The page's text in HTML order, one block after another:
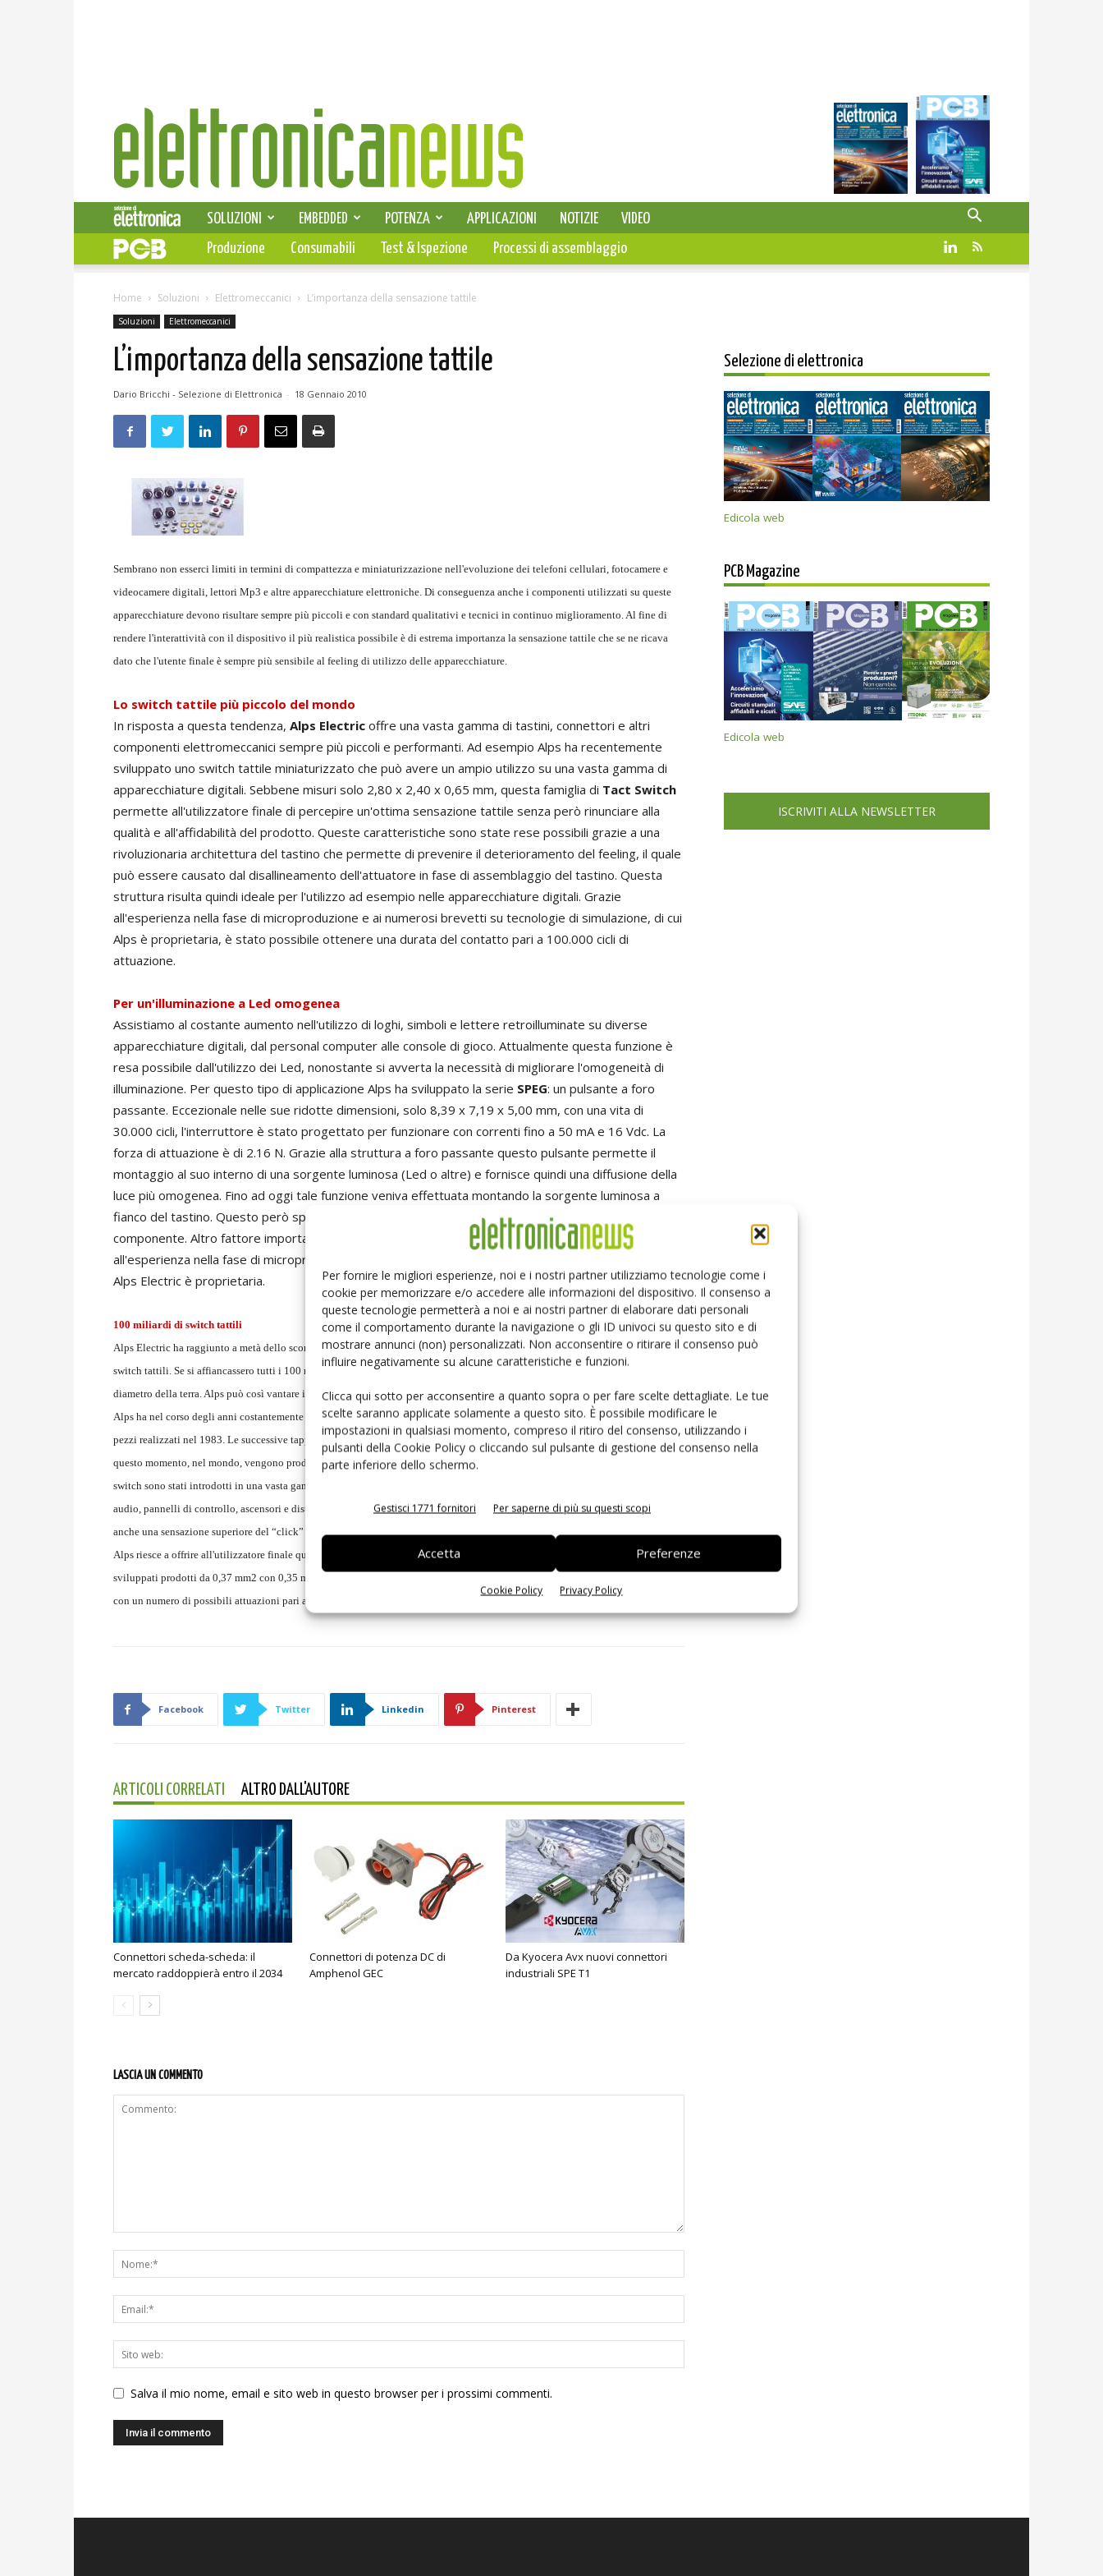
Per fornire le migliori esperienze, noi e i nostri partner utilizziamo tecnologie come i
cookie per memorizzare e/o accedere alle informazioni del dispositivo. Il consenso a
queste tecnologie permetterà a noi e ai nostri partner di elaborare dati personali
come il comportamento durante la navigazione o gli ID univoci su questo sito e di
mostrare annunci (non) personalizzati. Non acconsentire o ritirare il consenso può
influire negativamente su alcune caratteristiche e funzioni.
Clicca qui sotto per acconsentire a quanto sopra o per fare scelte dettagliate. Le tue
scelte saranno applicate solamente a questo sito. È possibile modificare le
impostazioni in qualsiasi momento, compreso il ritiro del consenso, utilizzando i
pulsanti della Cookie Policy o cliccando sul pulsante di gestione del consenso nella
parte inferiore dello schermo.
Gestisci 1771 fornitori Per saperne di più su questi scopi
Accetta Preferenze
Cookie Policy Privacy Policy
Elettronica
News
SELEZIONE DI ELETTRONICA
SOLUZIONI EMBEDDED POTENZA APPLICAZIONI NOTIZIE
VIDEO
PCB
Produzione Consumabili Test & Ispezione Processi di assemblaggio
Home Soluzioni Elettromeccanici L’importanza della sensazione tattile
Soluzioni Elettromeccanici
L’importanza della sensazione tattile
Dario Bricchi - Selezione di Elettronica - 18 Gennaio 2010
Sembrano non esserci limiti in termini di compattezza e miniaturizzazione nell'evoluzione dei telefoni cellulari, fotocamere e
videocamere digitali, lettori Mp3 e altre apparecchiature elettroniche. Di conseguenza anche i componenti utilizzati su queste
apparecchiature devono risultare sempre più piccoli e con standard qualitativi e tecnici in continuo miglioramento. Al fine di
rendere l'interattività con il dispositivo il più realistica possibile è di estrema importanza la sensazione tattile che se ne ricava
dato che l'utente finale è sempre più sensibile al feeling di utilizzo delle apparecchiature.
Lo switch tattile più piccolo del mondo
In risposta a questa tendenza, Alps Electric offre una vasta gamma di tastini, connettori e altri
componenti elettromeccanici sempre più piccoli e performanti. Ad esempio Alps ha recentemente
sviluppato uno switch tattile miniaturizzato che può avere un ampio utilizzo su una vasta gamma di
apparecchiature digitali. Sebbene misuri solo 2,80 x 2,40 x 0,65 mm, questa famiglia di Tact Switch
permette all'utilizzatore finale di percepire un'ottima sensazione tattile senza però rinunciare alla
qualità e all'affidabilità del prodotto. Queste caratteristiche sono state rese possibili grazie a una
rivoluzionaria architettura del tastino che permette di prevenire il deterioramento del feeling, il quale
può essere causato dal disallineamento dell'attuatore in fase di assemblaggio del tastino. Questa
struttura risulta quindi ideale per l'utilizzo ad esempio nelle apparecchiature digitali. Grazie
all'esperienza nella fase di microproduzione e ai numerosi brevetti su tecnologie di simulazione, di cui
Alps è proprietaria, è stato possibile ottenere una durata del contatto pari a 100.000 cicli di
attuazione.
Per un'illuminazione a Led omogenea
Assistiamo al costante aumento nell'utilizzo di loghi, simboli e lettere retroilluminate su diverse
apparecchiature digitali, dal personal computer alle console di gioco. Attualmente questa funzione è
resa possibile dall'utilizzo dei Led, nonostante si avverta la necessità di migliorare l'omogeneità di
illuminazione. Per questo tipo di applicazione Alps ha sviluppato la serie SPEG: un pulsante a foro
passante. Eccezionale nelle sue ridotte dimensioni, solo 8,39 x 7,19 x 5,00 mm, con una vita di
30.000 cicli, l'interruttore è stato progettato per funzionare con correnti fino a 50 mA e 16 Vdc. La
forza di attuazione è di 2.16 N. Grazie alla struttura a foro passante questo pulsante permette il
montaggio al suo interno di una sorgente luminosa (Led o altre) e fornisce quindi una diffusione della
luce più omogenea. Fino ad oggi tale funzione veniva effettuata montando la sorgente luminosa a
fianco del tastino. Questo però spesso provocava un disallineamento della luce rispetto al
componente. Altro fattore importante di questo pulsante è il “soft feeling”, reso possibile grazie
all'esperienza nella fase di microproduzione e ai numerosi brevetti su tecnologie di simulazione, di cui
Alps Electric è proprietaria.
100 miliardi di switch tattili
Alps Electric ha raggiunto a metà dello scorso settembre un importante traguardo: ha infatti prodotto un totale di 100 miliardi di
switch tattili. Se si affiancassero tutti i 100 miliardi di pulsanti prodotti si potrebbe coprire una distanza di circa 15 volte il
diametro della terra. Alps può così vantare il più alto volume di produzione, con una quota di mercato che ha raggiunto il 40%.
Alps ha nel corso degli anni costantemente aumentato il volume di switch tattili prodotti, raggiungendo il primo miliardo di
pezzi realizzati nel 1983. Le successive tappe sono state: 10 miliardi nel 1990, 20 miliardi nel 1994 e 50 miliardi nel 2004. In
questo momento, nel mondo, vengono prodotte da Alps Electric oltre 70 differenti famiglie di switch tattili. Negli ultimi anni gli
switch sono stati introdotti in una vasta gamma di dispositivi: telefoni cellulari, camere digitali, sistemi di navigazione e sistemi
audio, pannelli di controllo, ascensori e distributori automatici. Tra le caratteristiche uniche degli switch tattili va annoverata
anche una sensazione superiore del “click” generata dall'unità stessa. Avendo accumulato una vasta esperienza in questo settore,
Alps riesce a offrire all'utilizzatore finale quanto di meglio è disponibile sul mercato in termini di feeling. In aggiunta, sono stati
sviluppati prodotti da 0,37 mm2 con 0,35 mm di altezza in risposta alle necessità di piccole dimensioni e leggerezza, altri invece
con un numero di possibili attuazioni pari a 500.000 per incontrare la richiesta di prodotti a lunga durata.
Facebook Twitter Linkedin Pinterest
ARTICOLI CORRELATI ALTRO DALL'AUTORE
Connettori scheda-scheda: il
mercato raddoppierà entro il 2034
Connettori di potenza DC di
Amphenol GEC
Da Kyocera Avx nuovi connettori
industriali SPE T1
LASCIA UN COMMENTO
Salva il mio nome, email e sito web in questo browser per i prossimi commenti.
Selezione di elettronica
Edicola web
PCB Magazine
Edicola web
ISCRIVITI ALLA NEWSLETTER